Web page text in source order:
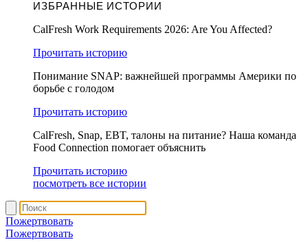
ИЗБРАННЫЕ ИСТОРИИ
CalFresh Work Requirements 2026: Are You Affected?
Прочитать историю
Понимание SNAP: важнейшей программы Америки по
борьбе с голодом
Прочитать историю
CalFresh, Snap, EBT, талоны на питание? Наша команда
Food Connection помогает объяснить
Прочитать историю
посмотреть все истории
Пожертвовать
Пожертвовать